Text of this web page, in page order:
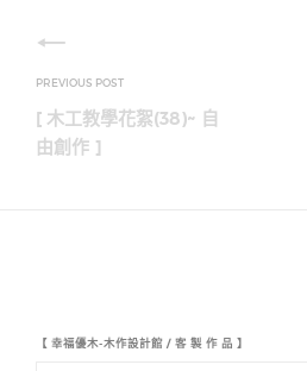
文
章
導
[ 木工教學花絮(38)~ 自
由創作 ]
【 幸福優木-木作設計館 / 客 製 作 品 】